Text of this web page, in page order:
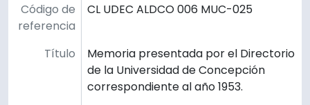
Código de
referencia
CL UDEC ALDCO 006 MUC-025
Título
Memoria presentada por el Directorio
de la Universidad de Concepción
correspondiente al año 1953.